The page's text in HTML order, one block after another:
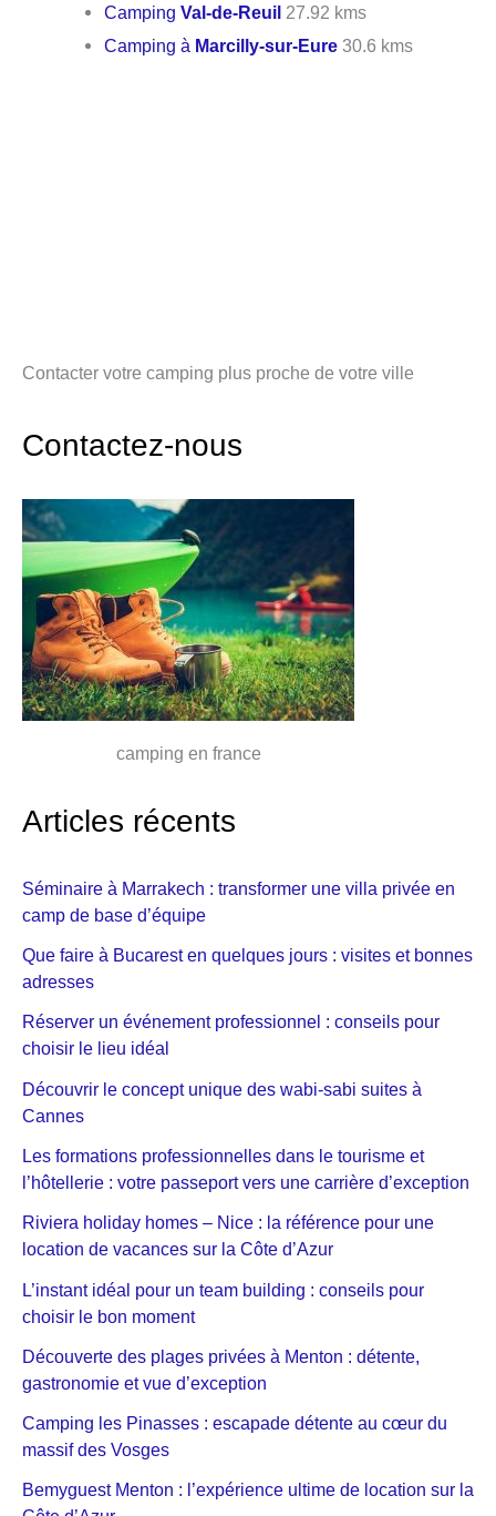
CampingVal-de-Reuil 27.92 kms
Camping à Marcilly-sur-Eure 30.6 kms
Contacter votre camping plus proche de votre ville
Contactez-nous
camping en france
Articles récents
Séminaire à Marrakech : transformer une villa privée en
camp de base d’équipe
Que faire à Bucarest en quelques jours : visites et bonnes
adresses
Réserver un événement professionnel : conseils pour
choisir le lieu idéal
Découvrir le concept unique des wabi-sabi suites à
Cannes
Les formations professionnelles dans le tourisme et
l’hôtellerie : votre passeport vers une carrière d’exception
Riviera holiday homes – Nice : la référence pour une
location de vacances sur la Côte d’Azur
L’instant idéal pour un team building : conseils pour
choisir le bon moment
Découverte des plages privées à Menton : détente,
gastronomie et vue d’exception
Camping les Pinasses : escapade détente au cœur du
massif des Vosges
Bemyguest Menton : l’expérience ultime de location sur la